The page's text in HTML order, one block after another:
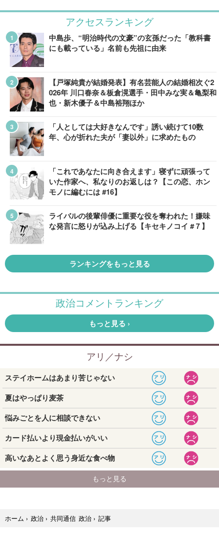
アクセスランキング
中島歩、“明治時代の文豪”の玄孫だった「教科書
にも載っている」名前も先祖に由来
【戸塚純貴が結婚発表】有名芸能人の結婚相次ぐ2
026年 川口春奈＆板倉滉選手・田中みな実＆亀梨和
也・新木優子＆中島裕翔ほか
「人としては大好きなんです」誘い続けて10数
年、心が折れた夫が「妻以外」に求めたもの
「これであなたに向き合えます」寝ずに頑張って
いた作家へ、私なりのお返しは？【この恋、ホン
モノに編むには #16】
ライバルの後輩俳優に重要な役を奪われた！嫌味
な発言に怒りが込み上げる【キセキノコイ #７】
ランキングをもっと見る
ホーム › 政治 › 共同通信 政治 › 記事